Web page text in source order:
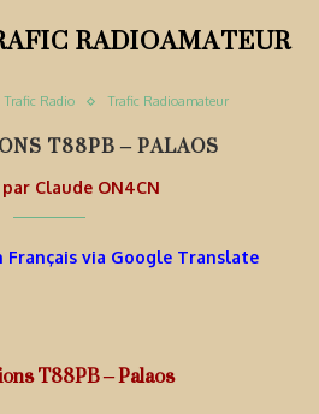
RADIOAMATEUR
Trafic Radio Trafic Radioamateur
T88PB – PALAOS
par Claude ON4CN
via Google Translate
T88PB – Palaos